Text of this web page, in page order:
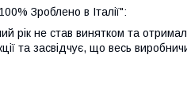
Зроблено в Італії":
рік не став винятком та
та засвідчує, що весь